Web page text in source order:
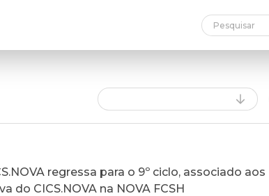
regressa para o 9º ciclo, associado aos
CICS.NOVA na NOVA FCSH